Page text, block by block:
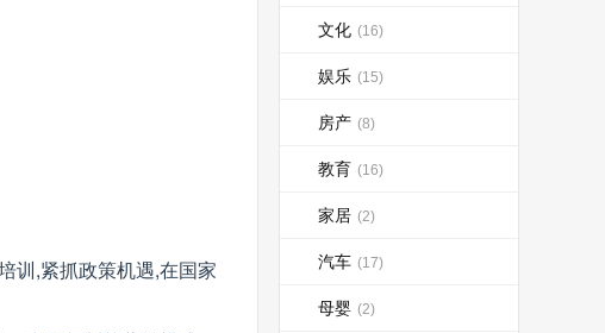
训,紧抓政策机遇,在国家
文化 (16)
娱乐 (15)
房产 (8)
教育 (16)
家居 (2)
汽车 (17)
母婴 (2)